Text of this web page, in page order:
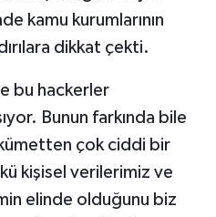
kamu kurumlarının
dikkat çekti.
bu hackerler
Bunun farkında bile
çok ciddi bir
kişisel verilerimiz ve
elinde olduğunu biz